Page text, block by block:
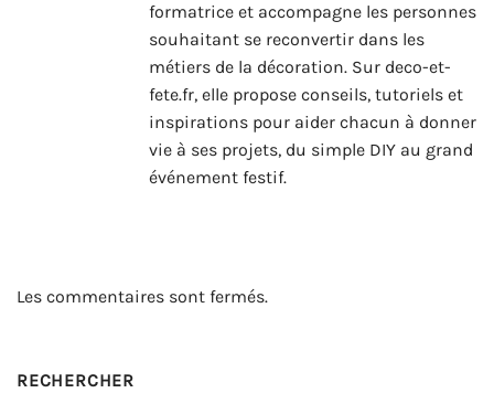
formatrice et accompagne les personnes
souhaitant se reconvertir dans les
métiers de la décoration. Sur deco-et-
fete.fr, elle propose conseils, tutoriels et
inspirations pour aider chacun à donner
vie à ses projets, du simple DIY au grand
événement festif.
Les commentaires sont fermés.
RECHERCHER